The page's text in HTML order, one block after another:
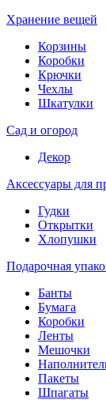
Хранение вещей
Корзины
Коробки
Крючки
Чехлы
Шкатулки
Сад и огород
Декор
Аксессуары для
Гудки
Открытки
Хлопушки
Подарочная
Банты
Бумага
Коробки
Ленты
Мешочки
Пакеты
Шпагаты